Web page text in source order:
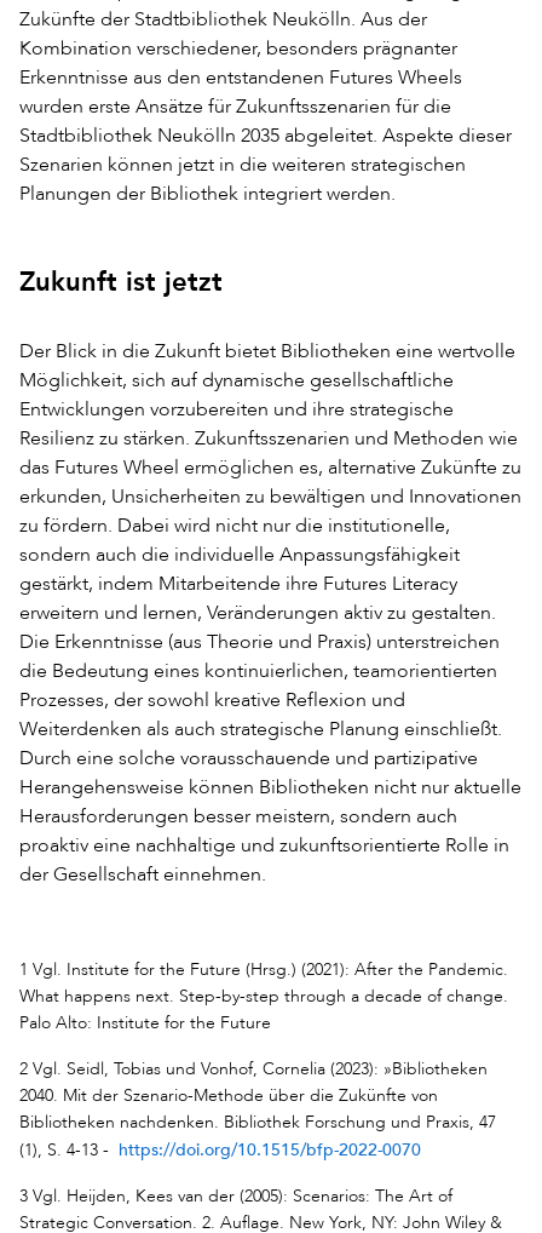
Zukünfte der Stadtbibliothek Neukölln. Aus der
Kombination verschiedener, besonders prägnanter
Erkenntnisse aus den entstandenen Futures Wheels
wurden erste Ansätze für Zukunftsszenarien für die
Stadtbibliothek Neukölln 2035 abgeleitet. Aspekte dieser
Szenarien können jetzt in die weiteren strategischen
Planungen der Bibliothek integriert werden.
Zukunft ist jetzt
Der Blick in die Zukunft bietet Bibliotheken eine wertvolle
Möglichkeit, sich auf dynamische gesellschaftliche
Entwicklungen vorzubereiten und ihre strategische
Resilienz zu stärken. Zukunftsszenarien und Methoden wie
das Futures Wheel ermöglichen es, alternative Zukünfte zu
erkunden, Unsicherheiten zu bewältigen und Innovationen
zu fördern. Dabei wird nicht nur die institutionelle,
sondern auch die individuelle Anpassungsfähigkeit
gestärkt, indem Mitarbeitende ihre Futures Literacy
erweitern und lernen, Veränderungen aktiv zu gestalten.
Die Erkenntnisse (aus Theorie und Praxis) unterstreichen
die Bedeutung eines kontinuierlichen, teamorientierten
Prozesses, der sowohl kreative Reflexion und
Weiterdenken als auch strategische Planung einschließt.
Durch eine solche vorausschauende und partizipative
Herangehensweise können Bibliotheken nicht nur aktuelle
Herausforderungen besser meistern, sondern auch
proaktiv eine nachhaltige und zukunftsorientierte Rolle in
der Gesellschaft einnehmen.
1 Vgl. Institute for the Future (Hrsg.) (2021): After the Pandemic.
What happens next. Step-by-step through a decade of change.
Palo Alto: Institute for the Future
2 Vgl. Seidl, Tobias und Vonhof, Cornelia (2023): »Bibliotheken
2040. Mit der Szenario-Methode über die Zukünfte von
Bibliotheken nachdenken. Bibliothek Forschung und Praxis, 47
(1), S. 4-13 - https://doi.org/10.1515/bfp-2022-0070
3 Vgl. Heijden, Kees van der (2005): Scenarios: The Art of
Strategic Conversation. 2. Auflage. New York, NY: John Wiley &